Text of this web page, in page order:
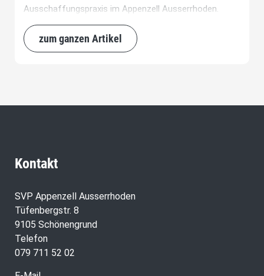
Ausschaffungspraxis im Appenzell Ausserrhoden.
zum ganzen Artikel
Kontakt
SVP Appenzell Ausserrhoden
Tüfenbergstr. 8
9105 Schönengrund
Telefon
079 711 52 02